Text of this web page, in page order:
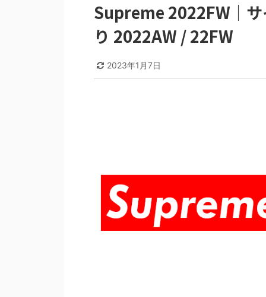
Supreme 2022FW｜サ
り 2022AW / 22FW
2023年1月7日